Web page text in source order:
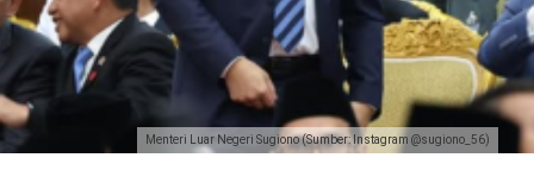
Menteri Luar Negeri Sugiono (Sumber: Instagram @sugiono_56)